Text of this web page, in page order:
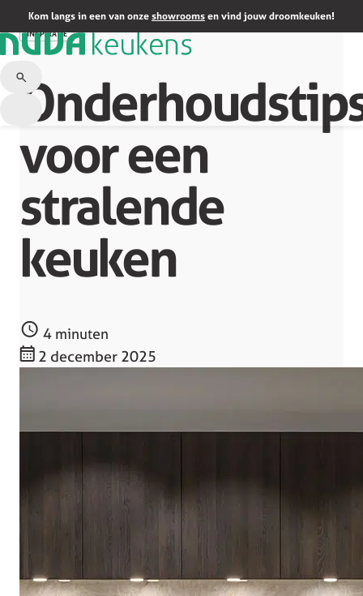
Kom langs in een van onze showrooms en vind jouw droomkeuken!
Terug naar overzicht
INSPIRATIE
voor een
stralende
keuken
4 minuten
2 december 2025